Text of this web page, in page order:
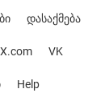
დასაქმება
X.com VK
Help